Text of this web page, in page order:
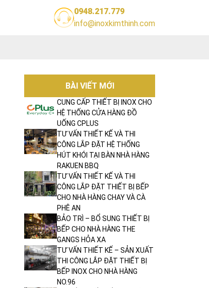
0948.217.779
info@inoxkimthinh.com
BÀI VIẾT MỚI
CUNG CẤP THIẾT BỊ INOX CHO
HỆ THỐNG CỬA HÀNG ĐỒ
UỐNG CPLUS
TƯ VẤN THIẾT KẾ VÀ THI
CÔNG LẮP ĐẶT HỆ THỐNG
HÚT KHÓI TẠI BÀN NHÀ HÀNG
RAKUEN BBQ
TƯ VẤN THIẾT KẾ VÀ THI
CÔNG LẮP ĐẶT THIẾT BỊ BẾP
CHO NHÀ HÀNG CHAY VÀ CÀ
PHÊ AN
BẢO TRÌ – BỔ SUNG THIẾT BỊ
BẾP CHO NHÀ HÀNG THE
GANGS HỎA XA
TƯ VẤN THIẾT KẾ – SẢN XUẤT
THI CÔNG LẮP ĐẶT THIẾT BỊ
BẾP INOX CHO NHÀ HÀNG
NO.96